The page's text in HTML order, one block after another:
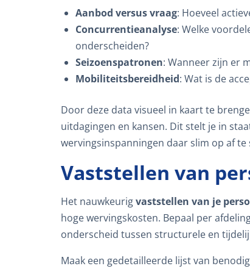
Aanbod versus vraag: Hoeveel
Concurrentieanalyse: Welke
onderscheiden?
Seizoenspatronen: Wanneer zijn er
Mobiliteitsbereidheid: Wat is de
Door deze data visueel in kaart te
uitdagingen en kansen. Dit stelt je in
wervingsinspanningen daar slim op af te
Vaststellen van
Het nauwkeurigvaststellen van je
hoge wervingskosten. Bepaal per
onderscheid tussen structurele en
Maak een gedetailleerde lijst van